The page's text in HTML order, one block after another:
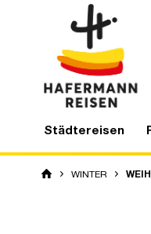
Städtereisen
WINTER